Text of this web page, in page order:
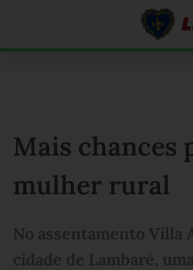
Mais chances
mulher rural
No assentamento Villa
cidade de Lambaré,